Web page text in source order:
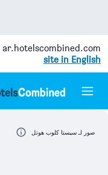
ar.hotelscombined.com
site in English
صور لـ سيستا كلوب هوتل